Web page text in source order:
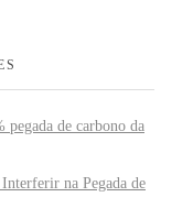
pegada de carbono da
na Pegada de